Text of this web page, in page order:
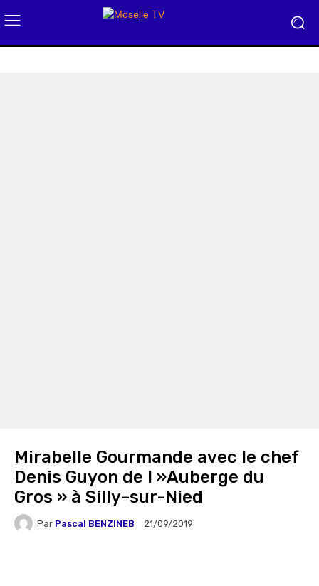
Mirabelle Gourmande avec le chef
Denis Guyon de l »Auberge du
Gros » à Silly-sur-Nied
Par Pascal BENZINEB 21/09/2019